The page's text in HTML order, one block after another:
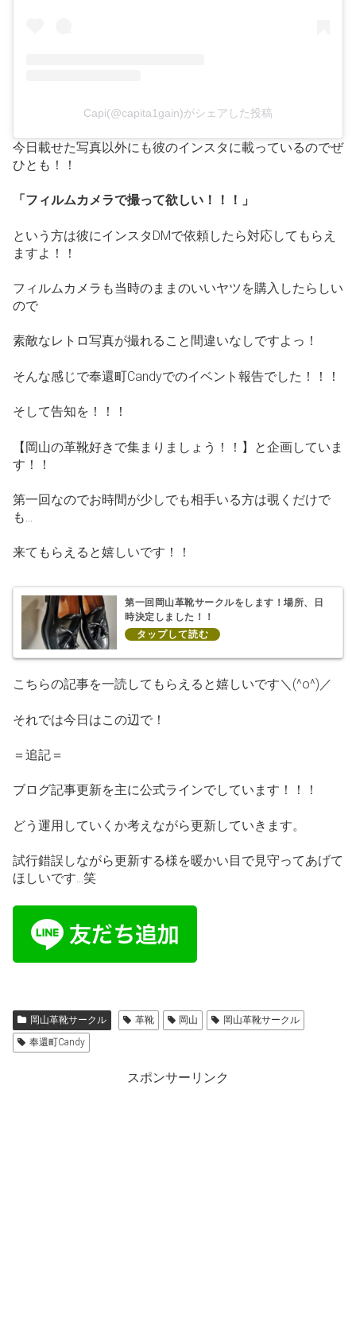
Capi(@capita1gain)がシェアした投稿
今日載せた写真以外にも彼のインスタに載っているのでぜ
ひとも！！
「フィルムカメラで撮って欲しい！！！」
という方は彼にインスタDMで依頼したら対応してもらえ
ますよ！！
フィルムカメラも当時のままのいいヤツを購入したらしい
ので
素敵なレトロ写真が撮れること間違いなしですよっ！
そんな感じで奉還町Candyでのイベント報告でした！！！
そして告知を！！！
【岡山の革靴好きで集まりましょう！！】と企画していま
す！！
第一回なのでお時間が少しでも相手いる方は覗くだけで
も…
来てもらえると嬉しいです！！
第一回岡山革靴サークルをします！場所、日
時決定しました！！
こちらの記事を一読してもらえると嬉しいです＼(^o^)／
それでは今日はこの辺で！
＝追記＝
ブログ記事更新を主に公式ラインでしています！！！
どう運用していくか考えながら更新していきます。
試行錯誤しながら更新する様を暖かい目で見守ってあげて
ほしいです…笑
岡山革靴サークル 革靴 岡山
岡山革靴サークル
奉還町Candy
スポンサーリンク